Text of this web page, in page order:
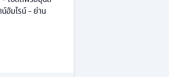
อัมไรน์ - ย่าน